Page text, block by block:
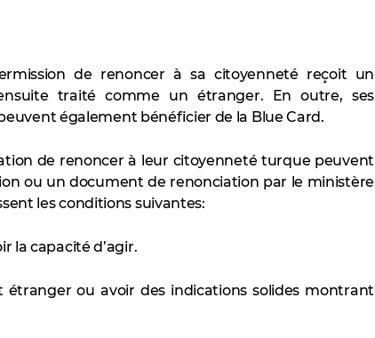
de renoncer à sa citoyenneté reçoit un
traité comme un étranger. En outre, ses
également bénéficier de la Blue Card.
de renoncer à leur citoyenneté turque peuvent
ou un document de renonciation par le ministère
les conditions suivantes:
la capacité d’agir.
étranger ou avoir des indications solides montrant